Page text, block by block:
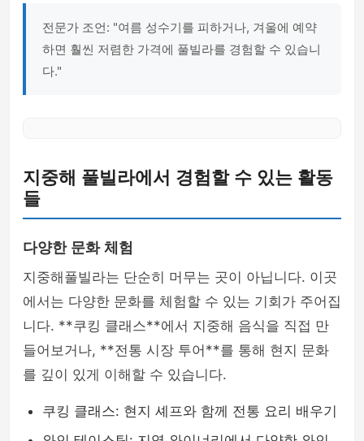
전문가 조언: "여름 성수기를 피하거나, 겨울에 예약
하면 훨씬 저렴한 가격에 풀빌라를 경험할 수 있습니
다."
지중해 풀빌라에서 경험할 수 있는 활동
들
다양한 문화 체험
지중해풀빌라는 단순히 머무는 곳이 아닙니다. 이곳
에서는 다양한 문화를 체험할 수 있는 기회가 주어집
니다. **쿠킹 클래스**에서 지중해 음식을 직접 만
들어보거나, **전통 시장 투어**를 통해 현지 문화
를 깊이 있게 이해할 수 있습니다.
쿠킹 클래스: 현지 셰프와 함께 전통 요리 배우기